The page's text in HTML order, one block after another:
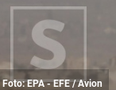
Foto: EPA - EFE / Avion